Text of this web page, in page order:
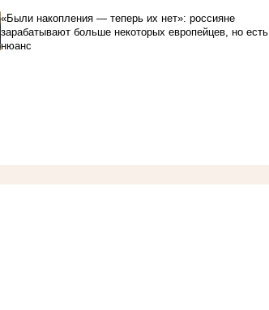
«Были накопления — теперь их нет»: россияне
зарабатывают больше некоторых европейцев, но есть
нюанс